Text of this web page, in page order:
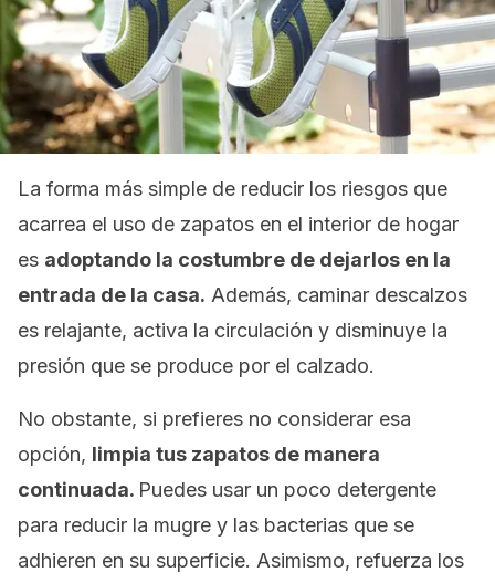
La forma más simple de reducir los riesgos que
acarrea el uso de zapatos en el interior de hogar
es adoptando la costumbre de dejarlos en la
entrada de la casa. Además, caminar descalzos
es relajante, activa la circulación y disminuye la
presión que se produce por el calzado.
No obstante, si prefieres no considerar esa
opción, limpia tus zapatos de manera
continuada. Puedes usar un poco detergente
para reducir la mugre y las bacterias que se
adhieren en su superficie. Asimismo, refuerza los